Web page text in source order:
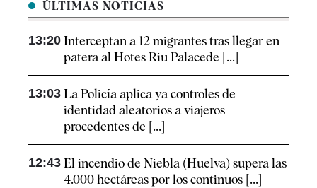
ÚLTIMAS NOTICIAS
13:20 Interceptan a 12 migrantes tras llegar en
patera al Hotes Riu Palacede [...]
13:03 La Policía aplica ya controles de
identidad aleatorios a viajeros
procedentes de [...]
12:43 El incendio de Niebla (Huelva) supera las
4.000 hectáreas por los continuos [...]